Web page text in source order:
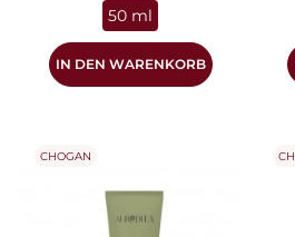
50 ml
IN DEN WARENKORB
CHOGAN